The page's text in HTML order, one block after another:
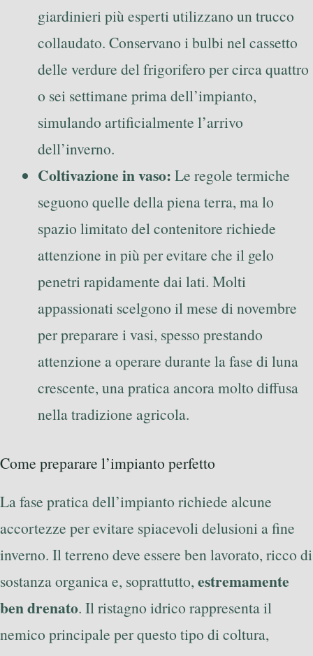
giardinieri più esperti utilizzano un trucco
collaudato. Conservano i bulbi nel cassetto
delle verdure del frigorifero per circa quattro
o sei settimane prima dell’impianto,
simulando artificialmente l’arrivo
dell’inverno.
Coltivazione in vaso: Le regole termiche
seguono quelle della piena terra, ma lo
spazio limitato del contenitore richiede
attenzione in più per evitare che il gelo
penetri rapidamente dai lati. Molti
appassionati scelgono il mese di novembre
per preparare i vasi, spesso prestando
attenzione a operare durante la fase di luna
crescente, una pratica ancora molto diffusa
nella tradizione agricola.
Come preparare l’impianto perfetto
La fase pratica dell’impianto richiede alcune
accortezze per evitare spiacevoli delusioni a fine
inverno. Il terreno deve essere ben lavorato, ricco di
sostanza organica e, soprattutto, estremamente
ben drenato. Il ristagno idrico rappresenta il
nemico principale per questo tipo di coltura,